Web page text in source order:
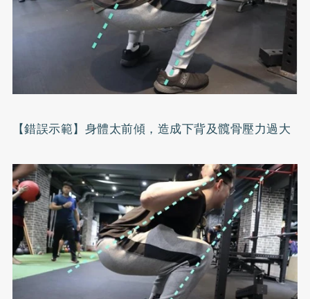
【錯誤示範】身體太前傾，造成下背及髖骨壓力過大